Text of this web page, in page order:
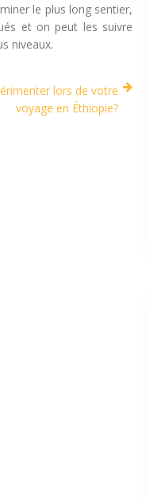
le plus long sentier,
et on peut les suivre
niveaux.
lors de votre
voyage en Éthiopie?